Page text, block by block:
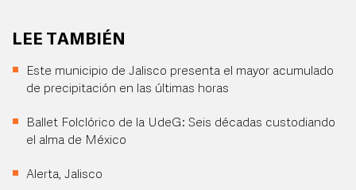
LEE TAMBIÉN
Este municipio de Jalisco presenta el mayor acumulado
de precipitación en las últimas horas
Ballet Folclórico de la UdeG: Seis décadas custodiando
el alma de México
Alerta, Jalisco